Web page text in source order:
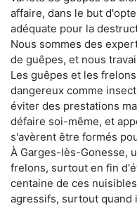
affaire, dans le but
adéquate pour la
Nous sommes des
de guêpes, et nous
Les guêpes et les
dangereux comme
éviter des prestations
défaire soi-même, et
s'avèrent être formés
À Garges-lès-Gonesse,
frelons, surtout en fin
centaine de ces
agressifs, surtout quand